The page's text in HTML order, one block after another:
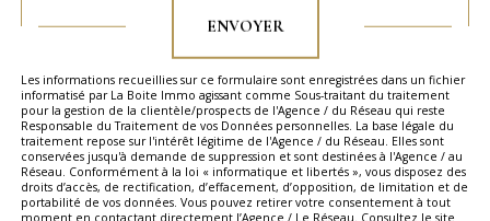
ENVOYER
Les informations recueillies sur ce formulaire sont enregistrées dans un fichier
informatisé par La Boite Immo agissant comme Sous-traitant du traitement
pour la gestion de la clientèle/prospects de l'Agence / du Réseau qui reste
Responsable du Traitement de vos Données personnelles. La base légale du
traitement repose sur l'intérêt légitime de l'Agence / du Réseau. Elles sont
conservées jusqu'à demande de suppression et sont destinées à l'Agence / au
Réseau. Conformément à la loi « informatique et libertés », vous disposez des
droits d’accès, de rectification, d’effacement, d’opposition, de limitation et de
portabilité de vos données. Vous pouvez retirer votre consentement à tout
moment en contactant directement l’Agence / Le Réseau. Consultez le site